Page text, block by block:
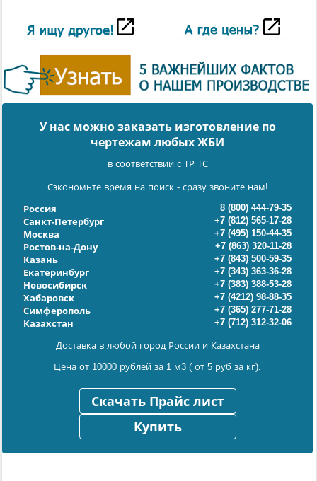
У нас можно заказать изготовление по
чертежам любых ЖБИ
в соответствии с ТР ТС
Сэкономьте время на поиск - сразу звоните нам!
Россия
8 (800) 444-79-35
Санкт-Петербург
+7 (812) 565-17-28
Москва
+7 (495) 150-44-35
Ростов-на-Дону
+7 (863) 320-11-28
Казань
+7 (843) 500-59-35
Екатеринбург
+7 (343) 363-36-28
Новосибирск
+7 (383) 388-53-28
Хабаровск
+7 (4212) 98-88-35
Симферополь
+7 (365) 277-71-28
Казахстан
+7 (712) 312-32-06
Доставка в любой город России и Казахстана
Цена от 10000 рублей за 1 м3 ( от 5 руб за кг).
Скачать Прайс лист
Купить